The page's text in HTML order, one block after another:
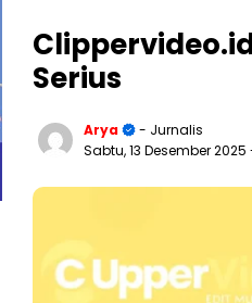
Serius
Arya
- Jurnalis
Sabtu, 13 Desember 2025